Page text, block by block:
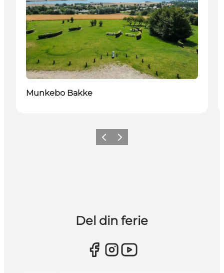
Munkebo Bakke
ForrigeNæste
Del din ferie